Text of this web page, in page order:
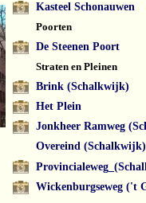
Kasteel Schonauwen
Poorten
De Steenen Poort
Straten en Pleinen
Brink (Schalkwijk)
Het Plein
Jonkheer Ramweg
Overeind (Schalkwijk)
Wickenburgseweg ('t